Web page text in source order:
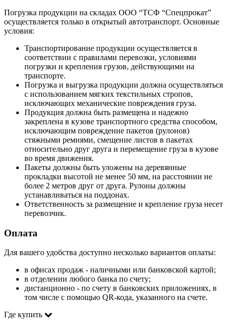
Погрузка продукции на складах ООО “ТСФ “Спецпрокат”
осуществляется только в открытый автотранспорт. Основные
условия:
Транспортирование продукции осуществляется в
соответствии с правилами перевозки, условиями
погрузки и крепления грузов, действующими на
транспорте.
Погрузка и выгрузка продукции должна осуществляться
с использованием мягких текстильных стропов,
исключающих механические повреждения груза.
Продукция должна быть размещена и надежно
закреплена в кузове транспортного средства способом,
исключающим повреждение пакетов (рулонов)
стяжными ремнями, смещение листов в пакетах
относительно друг друга и перемещение груза в кузове
во время движения.
Пакеты должны быть уложены на деревянные
прокладки высотой не менее 50 мм, на расстоянии не
более 2 метров друг от друга. Рулоны должны
устанавливаться на поддонах.
Ответственность за размещение и крепление груза несет
перевозчик.
Оплата
Для вашего удобства доступно несколько вариантов оплаты:
в офисах продаж - наличными или банковской картой;
в отделении любого банка по счету;
дистанционно - по счету в банковских приложениях, в
том числе с помощью QR-кода, указанного на счете.
Где купить